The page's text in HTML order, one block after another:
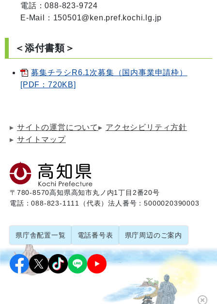
電話：088-823-9724
E-Mail：150501@ken.pref.kochi.lg.jp
＜添付書類＞
募集チラシR6.1次募集（国内事業申請枠）
[PDF：720KB]
サイトの運営について
アクセシビリティ方針
サイトマップ
〒780-8570高知県高知市丸ノ内1丁目2番20号
電話：088-823-1111（代表）法人番号：5000020390003
県庁舎配置一覧 電話番号表 県庁周辺のご案内